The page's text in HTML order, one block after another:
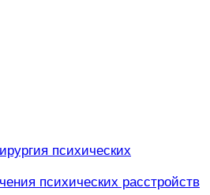
психических
психических расстройств